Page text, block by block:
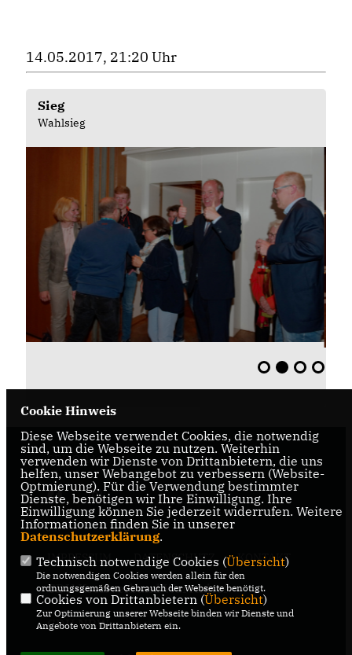
14.05.2017, 21:20 Uhr
Sieg
Wahlsieg
CDU Oelde
IMPRESSUM DATENSCHUTZ KONTAKT
CDU Kreisverband Warendorf-
Beckum
CDU NRW
Cookie Hinweis
Diese Webseite verwendet Cookies, die notwendig
sind, um die Webseite zu nutzen. Weiterhin
verwenden wir Dienste von Drittanbietern, die uns
helfen, unser Webangebot zu verbessern (Website-
Optmierung). Für die Verwendung bestimmter
Dienste, benötigen wir Ihre Einwilligung. Ihre
Einwilligung können Sie jederzeit widerrufen. Weitere
Informationen finden Sie in unserer
Datenschutzerklärung.
Technisch notwendige Cookies (Übersicht)
Die notwendigen Cookies werden allein für den
ordnungsgemäßen Gebrauch der Webseite benötigt.
Cookies von Drittanbietern (Übersicht)
Zur Optimierung unserer Webseite binden wir Dienste und
Angebote von Drittanbietern ein.